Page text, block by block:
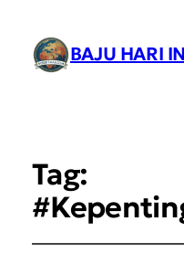
BAJU HARI
Tag: